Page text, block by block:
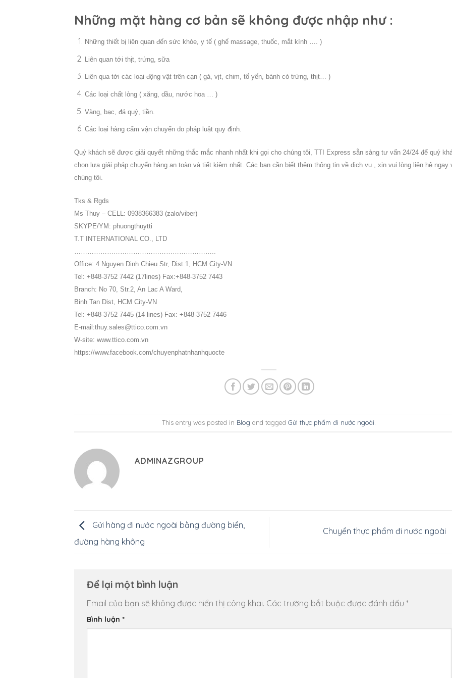
Những mặt hàng cơ bản sẽ không được nhập như :
Những thiết bị liên quan đến sức khỏe, y tế ( ghế massage, thuốc, mắt kính …. )
Liên quan tới thịt, trứng, sữa
Liên qua tới các loại động vật trên cạn ( gà, vịt, chim, tổ yến, bánh có trứng, thịt… )
Các loại chất lỏng ( xăng, dầu, nước hoa … )
Vàng, bạc, đá quý, tiền.
Các loại hàng cấm vận chuyển do pháp luật quy định.
Quý khách sẽ được giải quyết những thắc mắc nhanh nhất khi gọi cho chúng tôi, TTI Express sẵn sàng tư vấn 24/24 để quý
chọn lựa giải pháp chuyển hàng an toàn và tiết kiệm nhất. Các bạn cần biết thêm thông tin về dịch vụ , xin vui lòng liên hệ ngay
chúng tôi.
Tks & Rgds
Ms Thuy – CELL: 0938366383 (zalo/viber)
SKYPE/YM: phuongthuytti
T.T INTERNATIONAL CO., LTD
Office: 4 Nguyen Dinh Chieu Str, Dist.1, HCM City-VN
Tel: +848-3752 7442 (17lines) Fax:+848-3752 7443
Branch: No 70, Str.2, An Lac A Ward,
Binh Tan Dist, HCM City-VN
Tel: +848-3752 7445 (14 lines) Fax: +848-3752 7446
E-mail:thuy.sales@ttico.com.vn
W-site: www.ttico.com.vn
https://www.facebook.com/chuyenphatnhanhquocte
This entry was posted in Blog and taggedGửi thực phẩm đi nước ngoài
ADMINAZGROUP
Gửi hàng đi nước ngoài bằng đường biển,
đường hàng không
Chuyển thực phẩm đi nước ngoài
Để lại một bình luận
Email của bạn sẽ không được hiển thị công khai. Các trường bắt buộc được đánh dấu *
Bình luận *